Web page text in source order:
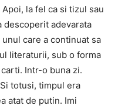
la fel ca si tizul sau
descoperit adevarata
care a continuat sa
literaturii, sub o forma
Intr-o buna zi.
totusi, timpul era
atat de putin. Imi